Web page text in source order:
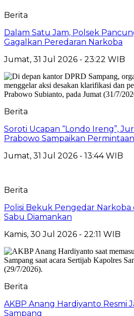
Berita
Dalam Satu Jam, Polsek
Gagalkan Peredaran Narkoba
Jumat, 31 Jul 2026 - 23:22 WIB
Berita
Soroti Ucapan “Londo Ireng”,
Prabowo Sampaikan
Jumat, 31 Jul 2026 - 13:44 WIB
Berita
Polisi Bekuk Pengedar Narkoba
Sabu Diamankan
Kamis, 30 Jul 2026 - 22:11 WIB
Berita
AKBP Anang Hardiyanto Resmi
Sampang